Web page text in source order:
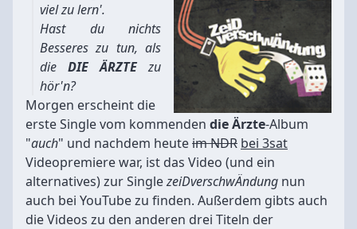
viel zu lern'.
Hast du nichts
Besseres zu tun, als
die DIE ÄRZTE zu
hör'n?
Morgen erscheint die
erste Single vom kommenden die Ärzte-Album
"auch" und nachdem heuteim NDR bei 3sat
Videopremiere war, ist das Video (und ein
alternatives) zur SinglezeiDverschwÄndung nun
auch bei YouTube zu finden. Außerdem gibts auch
die Videos zu den anderen drei Titeln der